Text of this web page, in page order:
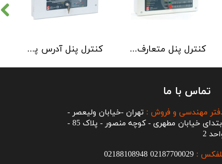
کنترل پنل آدرس پذیر C-TEC سری XFP دو لوپ 32 زون کنترل پنل متعارف C-TEC سری CFP 8 Zone
تماس با ما
:
02187700029
02188108948
مهندسی و فروش : تهران -خیابان ولیعصر -
ابتدای خیابان مطهری - کوچه منصور - پلاک 85 -
2